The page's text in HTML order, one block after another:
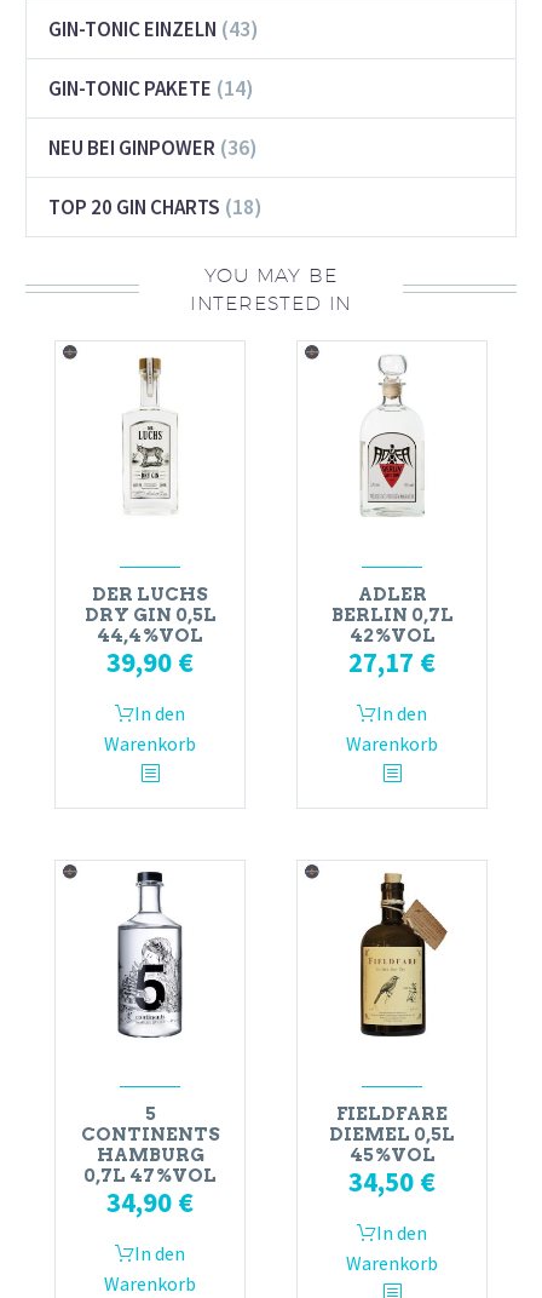
GIN-TONIC EINZELN (43)
GIN-TONIC PAKETE (14)
NEU BEI GINPOWER (36)
TOP 20 GIN CHARTS (18)
YOU MAY BE
INTERESTED IN
DER LUCHS
DRY GIN 0,5L
44,4%VOL
39,90 €
In den
Warenkorb
ADLER
BERLIN 0,7L
42%VOL
27,17 €
In den
Warenkorb
5
CONTINENTS
HAMBURG
0,7L 47%VOL
34,90 €
In den
Warenkorb
FIELDFARE
DIEMEL 0,5L
45%VOL
34,50 €
In den
Warenkorb